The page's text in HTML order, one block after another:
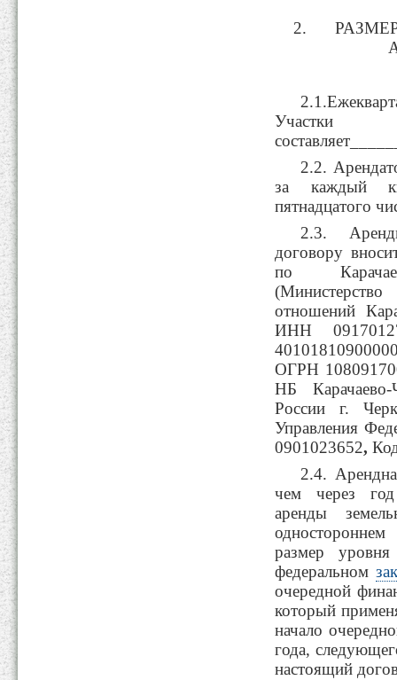
Участки
2.2.
за каждый
пятнадцатого
2.3.
договору
по
отношений
ИНН
ОГРН
НБ Карачаево-
России г.
Управления
0901023652,
2.4.
чем через год
аренды
размер
федеральном
очередной
который
начало
года,
настоящий